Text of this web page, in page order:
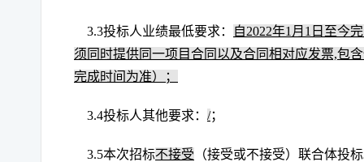
3.3投标人业绩最低要求：
自2022年1月1日至今
须同时提供同一项目合同以及合同相对应发票,包
完成时间为准）；
3.4投标人其他要求： /；
3.5本次招标不接受 （接受或不接受）联合体投